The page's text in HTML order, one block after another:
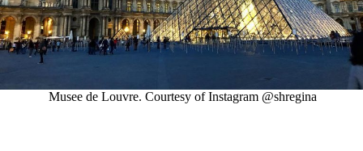
Musee de Louvre. Courtesy of Instagram @shregina